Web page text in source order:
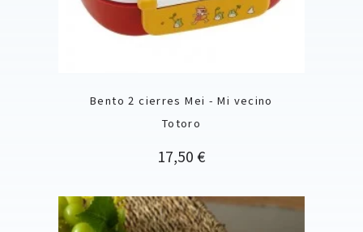
Bento 2 cierres Mei - Mi vecino
Totoro
Precio
17,50 €